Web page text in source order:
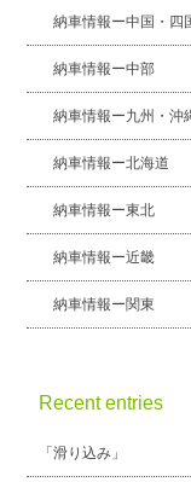
納車情報ー中国・四
納車情報ー中部
納車情報ー九州・沖
納車情報ー北海道
納車情報ー東北
納車情報ー近畿
納車情報ー関東
Recent entries
「滑り込み」